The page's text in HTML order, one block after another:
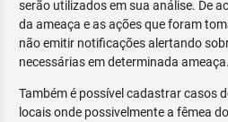
serão utilizados em sua análise. De
da ameaça e as ações que foram
não emitir notificações alertando
necessárias em determinada ameaça.
Também é possível cadastrar casos
locais onde possivelmente a fêmea